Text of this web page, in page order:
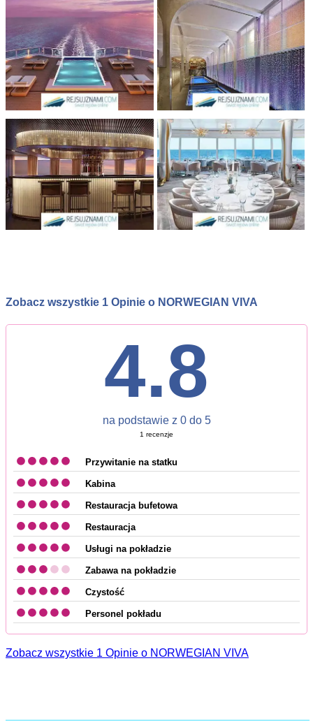
Zobacz wszystkie 1 Opinie o NORWEGIAN VIVA
4.8
na podstawie z 0 do 5
1 recenzje
Przywitanie na statku
Kabina
Restauracja bufetowa
Restauracja
Usługi na pokładzie
Zabawa na pokładzie
Czystość
Personel pokładu
Zobacz wszystkie 1 Opinie o NORWEGIAN VIVA